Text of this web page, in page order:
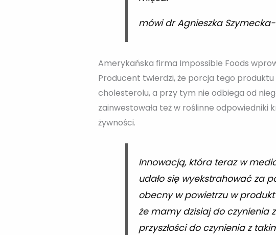
mówi dr Agnieszka
Amerykańska firma Impossible Foods
Producent twierdzi, że porcja tego
cholesterolu, a przy tym nie odbiega od
zainwestowała też w roślinne
żywności.
Innowacją, która teraz w
udało się wyekstrahować za
obecny w powietrzu w
że mamy dzisiaj do czynienia
przyszłości do czynienia z